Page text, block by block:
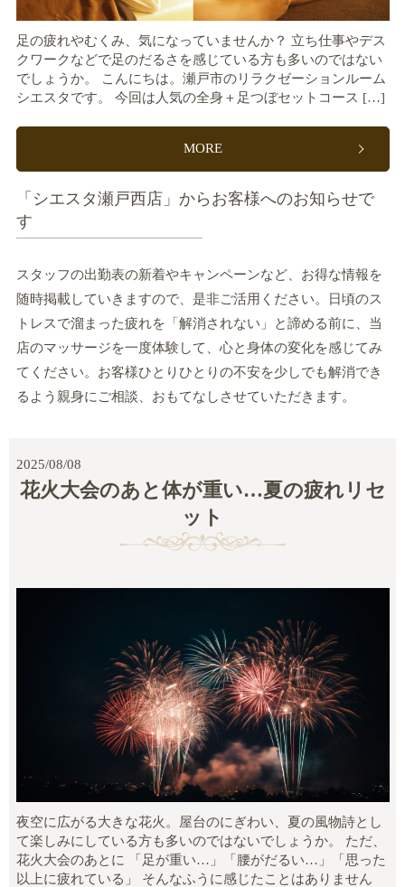
足の疲れやむくみ、気になっていませんか？ 立ち仕事やデス
クワークなどで足のだるさを感じている方も多いのではない
でしょうか。 こんにちは。瀬戸市のリラクゼーションルーム
シエスタです。 今回は人気の全身＋足つぼセットコース […]
MORE
「シエスタ瀬戸西店」からお客様へのお知らせで
す
スタッフの出勤表の新着やキャンペーンなど、お得な情報を
随時掲載していきますので、是非ご活用ください。日頃のス
トレスで溜まった疲れを「解消されない」と諦める前に、当
店のマッサージを一度体験して、心と身体の変化を感じてみ
てください。お客様ひとりひとりの不安を少しでも解消でき
るよう親身にご相談、おもてなしさせていただきます。
2025/08/08
花火大会のあと体が重い…夏の疲れリセ
ット
夜空に広がる大きな花火。屋台のにぎわい、夏の風物詩とし
て楽しみにしている方も多いのではないでしょうか。 ただ、
花火大会のあとに 「足が重い…」「腰がだるい…」「思った
以上に疲れている」 そんなふうに感じたことはありません